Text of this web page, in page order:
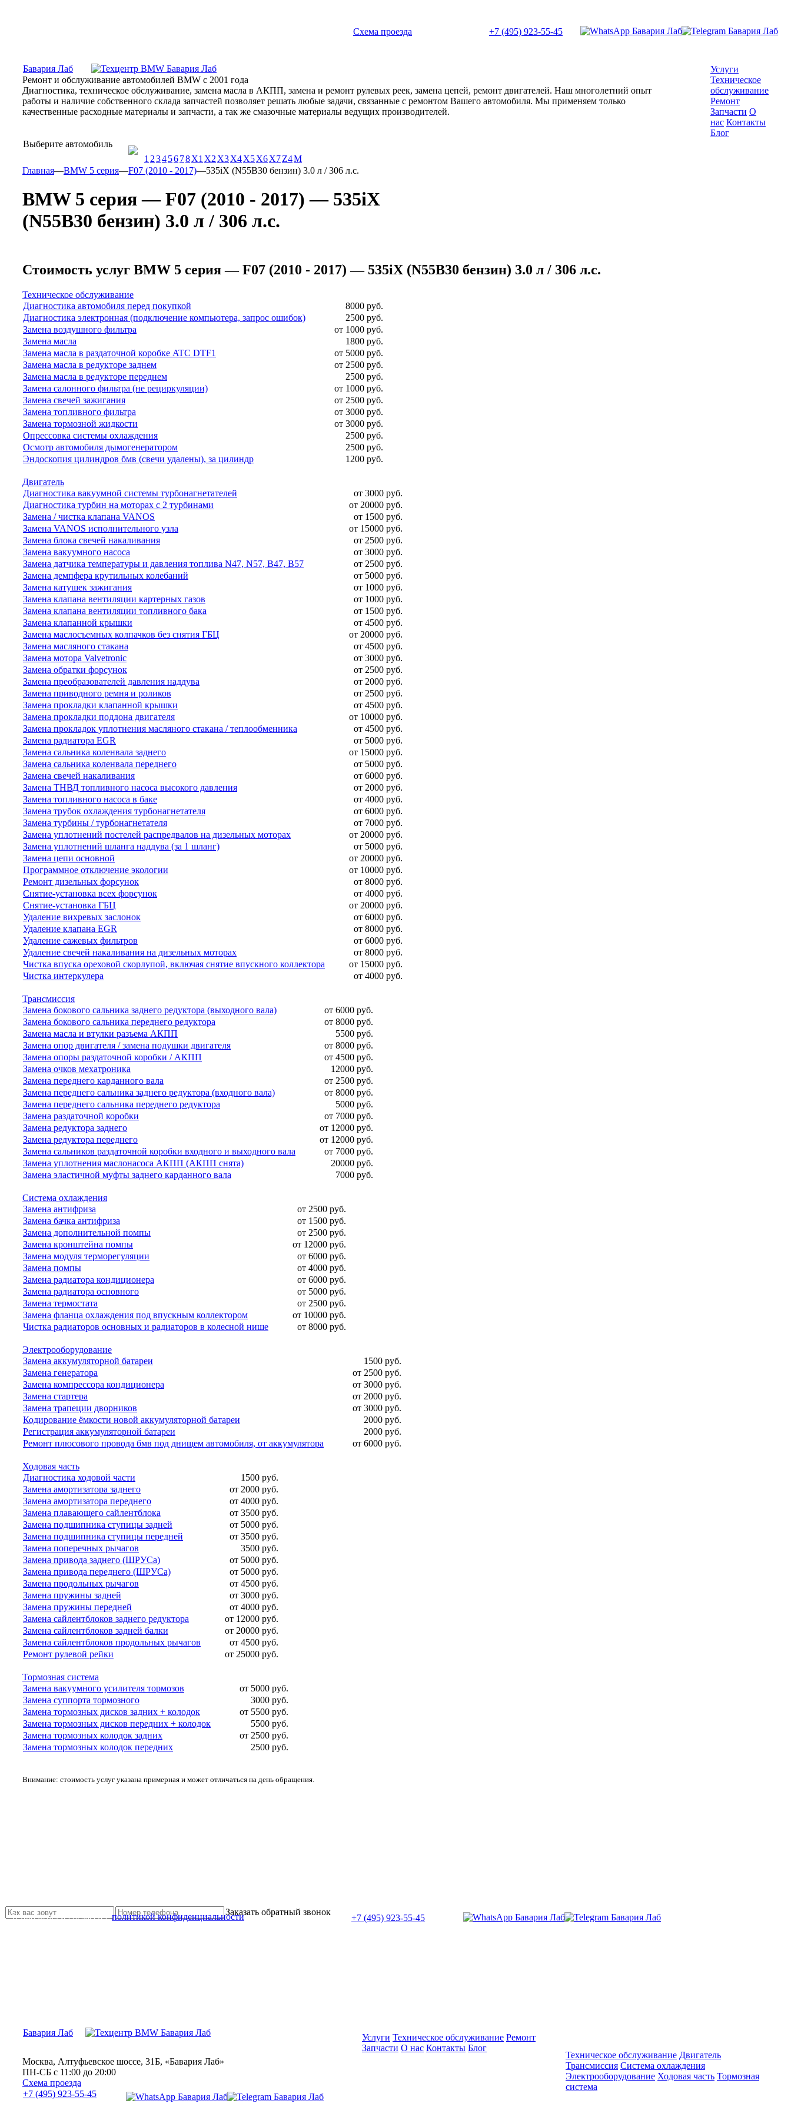
Схема проезда +7 (495) 923-55-45
Бавария Лаб
Ремонт и обслуживание автомобилей BMW с 2001 года
Диагностика, техническое обслуживание, замена масла в АКПП, замена и ремонт рулевых реек, замена цепей, ремонт двигателей. Наш многолетний опыт
работы и наличие собственного склада запчастей позволяет решать любые задачи, связанные с ремонтом Вашего автомобиля. Мы применяем только
качественные расходные материалы и запчасти, а так же смазочные материалы ведущих производителей.
Услуги
Техническое
обслуживание
Ремонт
Запчасти О
нас Контакты
Блог
Выберите автомобиль
1 2345678X1 X2 X3X4X5X6X7Z4М
Главная—BMW 5 серия—F07 (2010 - 2017)—535iX (N55B30 бензин) 3.0 л / 306 л.с.
BMW 5 серия — F07 (2010 - 2017) — 535iX
(N55B30 бензин) 3.0 л / 306 л.с.
Стоимость услуг BMW 5 серия — F07 (2010 - 2017) — 535iX (N55B30 бензин) 3.0 л / 306 л.с.
Техническое обслуживание
Диагностика автомобиля перед покупкой
8000 руб.
Диагностика электронная (подключение компьютера, запрос ошибок)
2500 руб.
Замена воздушного фильтра
от 1000 руб.
Замена масла
1800 руб.
Замена масла в раздаточной коробке ATC DTF1
от 5000 руб.
Замена масла в редукторе заднем
от 2500 руб.
Замена масла в редукторе переднем
2500 руб.
Замена салонного фильтра (не рециркуляции)
от 1000 руб.
Замена свечей зажигания
от 2500 руб.
Замена топливного фильтра
от 3000 руб.
Замена тормозной жидкости
от 3000 руб.
Опрессовка системы охлаждения
2500 руб.
Осмотр автомобиля дымогенератором
2500 руб.
Эндоскопия цилиндров бмв (свечи удалены), за цилиндр
1200 руб.
Двигатель
Диагностика вакуумной системы турбонагнетателей
от 3000 руб.
Диагностика турбин на моторах с 2 турбинами
от 20000 руб.
Замена / чистка клапана VANOS
от 1500 руб.
Замена VANOS исполнительного узла
от 15000 руб.
Замена блока свечей накаливания
от 2500 руб.
Замена вакуумного насоса
от 3000 руб.
Замена датчика температуры и давления топлива N47, N57, B47, B57
от 2500 руб.
Замена демпфера крутильных колебаний
от 5000 руб.
Замена катушек зажигания
от 1000 руб.
Замена клапана вентиляции картерных газов
от 1000 руб.
Замена клапана вентиляции топливного бака
от 1500 руб.
Замена клапанной крышки
от 4500 руб.
Замена маслосъемных колпачков без снятия ГБЦ
от 20000 руб.
Замена масляного стакана
от 4500 руб.
Замена мотора Valvetronic
от 3000 руб.
Замена обратки форсунок
от 2500 руб.
Замена преобразователей давления наддува
от 2000 руб.
Замена приводного ремня и роликов
от 2500 руб.
Замена прокладки клапанной крышки
от 4500 руб.
Замена прокладки поддона двигателя
от 10000 руб.
Замена прокладок уплотнения масляного стакана / теплообменника
от 4500 руб.
Замена радиатора EGR
от 5000 руб.
Замена сальника коленвала заднего
от 15000 руб.
Замена сальника коленвала переднего
от 5000 руб.
Замена свечей накаливания
от 6000 руб.
Замена ТНВД топливного насоса высокого давления
от 2000 руб.
Замена топливного насоса в баке
от 4000 руб.
Замена трубок охлаждения турбонагнетателя
от 6000 руб.
Замена турбины / турбонагнетателя
от 7000 руб.
Замена уплотнений постелей распредвалов на дизельных моторах
от 20000 руб.
Замена уплотнений шланга наддува (за 1 шланг)
от 5000 руб.
Замена цепи основной
от 20000 руб.
Программное отключение экологии
от 10000 руб.
Ремонт дизельных форсунок
от 8000 руб.
Снятие-установка всех форсунок
от 4000 руб.
Снятие-установка ГБЦ
от 20000 руб.
Удаление вихревых заслонок
от 6000 руб.
Удаление клапана EGR
от 8000 руб.
Удаление сажевых фильтров
от 6000 руб.
Удаление свечей накаливания на дизельных моторах
от 8000 руб.
Чистка впуска ореховой скорлупой, включая снятие впускного коллектора
от 15000 руб.
Чистка интеркулера
от 4000 руб.
Трансмиссия
Замена бокового сальника заднего редуктора (выходного вала)
от 6000 руб.
Замена бокового сальника переднего редуктора
от 8000 руб.
Замена масла и втулки разъема АКПП
5500 руб.
Замена опор двигателя / замена подушки двигателя
от 8000 руб.
Замена опоры раздаточной коробки / АКПП
от 4500 руб.
Замена очков мехатроника
12000 руб.
Замена переднего карданного вала
от 2500 руб.
Замена переднего сальника заднего редуктора (входного вала)
от 8000 руб.
Замена переднего сальника переднего редуктора
5000 руб.
Замена раздаточной коробки
от 7000 руб.
Замена редуктора заднего
от 12000 руб.
Замена редуктора переднего
от 12000 руб.
Замена сальников раздаточной коробки входного и выходного вала
от 7000 руб.
Замена уплотнения маслонасоса АКПП (АКПП снята)
20000 руб.
Замена эластичной муфты заднего карданного вала
7000 руб.
Система охлаждения
Замена антифриза
от 2500 руб.
Замена бачка антифриза
от 1500 руб.
Замена дополнительной помпы
от 2500 руб.
Замена кронштейна помпы
от 12000 руб.
Замена модуля терморегуляции
от 6000 руб.
Замена помпы
от 4000 руб.
Замена радиатора кондиционера
от 6000 руб.
Замена радиатора основного
от 5000 руб.
Замена термостата
от 2500 руб.
Замена фланца охлаждения под впускным коллектором
от 10000 руб.
Чистка радиаторов основных и радиаторов в колесной нише
от 8000 руб.
Электрооборудование
Замена аккумуляторной батареи
1500 руб.
Замена генератора
от 2500 руб.
Замена компрессора кондиционера
от 3000 руб.
Замена стартера
от 2000 руб.
Замена трапеции дворников
от 3000 руб.
Кодирование ёмкости новой аккумуляторной батареи
2000 руб.
Регистрация аккумуляторной батареи
2000 руб.
Ремонт плюсового провода бмв под днищем автомобиля, от аккумулятора
от 6000 руб.
Ходовая часть
Диагностика ходовой части
1500 руб.
Замена амортизатора заднего
от 2000 руб.
Замена амортизатора переднего
от 4000 руб.
Замена плавающего сайлентблока
от 3500 руб.
Замена подшипника ступицы задней
от 5000 руб.
Замена подшипника ступицы передней
от 3500 руб.
Замена поперечных рычагов
3500 руб.
Замена привода заднего (ШРУСа)
от 5000 руб.
Замена привода переднего (ШРУСа)
от 5000 руб.
Замена продольных рычагов
от 4500 руб.
Замена пружины задней
от 3000 руб.
Замена пружины передней
от 4000 руб.
Замена сайлентблоков заднего редуктора
от 12000 руб.
Замена сайлентблоков задней балки
от 20000 руб.
Замена сайлентблоков продольных рычагов
от 4500 руб.
Ремонт рулевой рейки
от 25000 руб.
Тормозная система
Замена вакуумного усилителя тормозов
от 5000 руб.
Замена суппорта тормозного
3000 руб.
Замена тормозных дисков задних + колодок
от 5500 руб.
Замена тормозных дисков передних + колодок
5500 руб.
Замена тормозных колодок задних
от 2500 руб.
Замена тормозных колодок передних
2500 руб.
Внимание: стоимость услуг указана примерная и может отличаться на день обращения.
Заказать обратный звонок
Я прочитал и согласен сполитикой конфиденциальности
+7 (495) 923-55-45
Бавария Лаб
Москва, Алтуфьевское шоссе, 31Б, «Бавария Лаб»
ПН-СБ с 11:00 до 20:00
Схема проезда
+7 (495) 923-55-45
Услуги Техническое обслуживание Ремонт
Запчасти О нас Контакты Блог
Техническое обслуживание Двигатель
Трансмиссия Система охлаждения
Электрооборудование Ходовая часть Тормозная
система